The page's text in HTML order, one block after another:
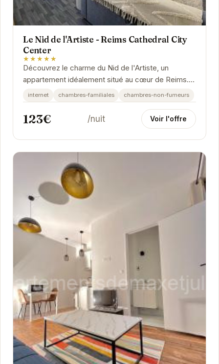
Le Nid de l'Artiste - Reims Cathedral City
Center
★★★★★
Découvrez le charme du Nid de l'Artiste, un
appartement idéalement situé au cœur de Reims. À
proximité de la célèbre cathédrale et des rues...
internet chambres-familiales chambres-non-fumeurs
123€ /nuit Voir l'offre